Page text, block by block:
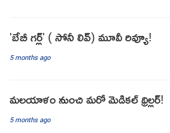
'బేబీ గర్ల్' ( సోనీ లివ్) మూవీ రివ్యూ!
5 months ago
మలయాళం నుంచి మరో మెడికల్ థ్రిల్లర్!
5 months ago